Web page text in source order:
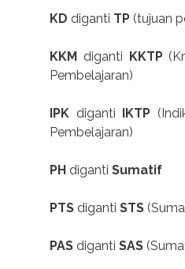
KD diganti TP (tujuan
KKM diganti KKTP
Pembelajaran)
IPK diganti IKTP
Pembelajaran)
PH diganti Sumatif
PTS diganti STS
PAS diganti SAS